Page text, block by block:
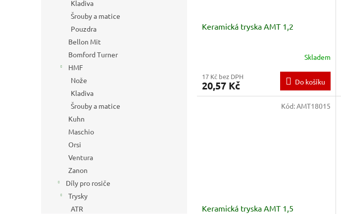
Kladiva
Šrouby a matice
Pouzdra
Bellon Mit
Bomford Turner
HMF
Nože
Kladiva
Šrouby a matice
Kuhn
Maschio
Orsi
Ventura
Zanon
Díly pro rosiče
Trysky
ATR
Keramická tryska AMT 1,2
Skladem
17 Kč bez DPH
20,57 Kč Do košíku
Keramická tryska AMT 1,5
Kód: AMT18015